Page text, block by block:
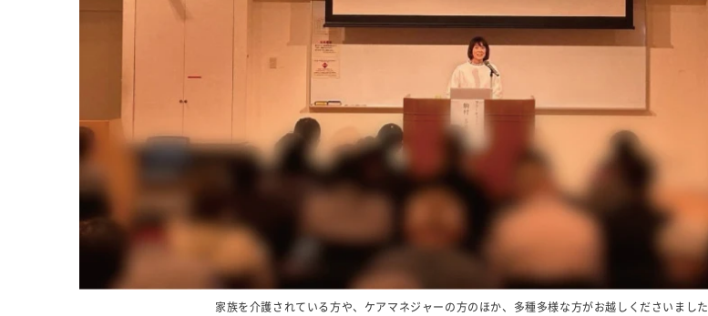
家族を介護されている方や、ケアマネジャーの方のほか、多種多様な方がお越しくださいました